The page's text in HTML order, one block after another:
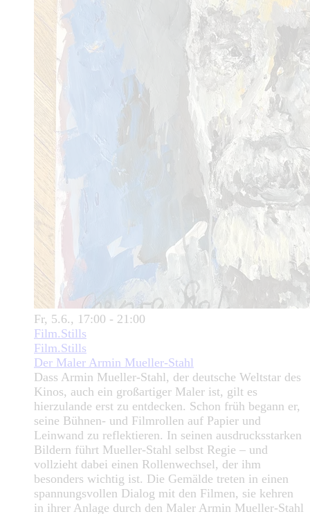
Fr, 5.6., 17:00 - 21:00
Film.Stills
Film.Stills
Der Maler Armin Mueller-Stahl
Dass Armin Mueller-Stahl, der deutsche Weltstar des
Kinos, auch ein großartiger Maler ist, gilt es
hierzulande erst zu entdecken. Schon früh begann er,
seine Bühnen- und Filmrollen auf Papier und
Leinwand zu reflektieren. In seinen ausdrucksstarken
Bildern führt Mueller-Stahl selbst Regie – und
vollzieht dabei einen Rollenwechsel, der ihm
besonders wichtig ist. Die Gemälde treten in einen
spannungsvollen Dialog mit den Filmen, sie kehren
in ihrer Anlage durch den Maler Armin Mueller-Stahl